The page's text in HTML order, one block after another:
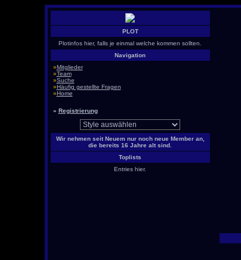
PLOT
Plotinfos hier, falls je einmal welche kommen sollten.
Navigation
»Mitglieder
»Team
»Suche
»Häufig gestellte Fragen
»Home
» Registrierung
Wir nehmen seit Neuem nur noch neue Member an,
die bereits 16 Jahre alt sind.
Toplists
Entries hier.